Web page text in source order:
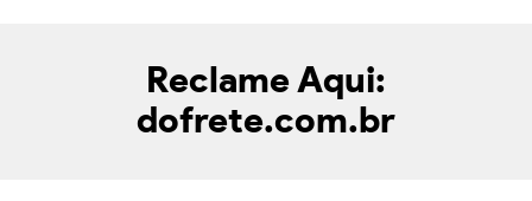
Reclame Aqui:
dofrete.com.br